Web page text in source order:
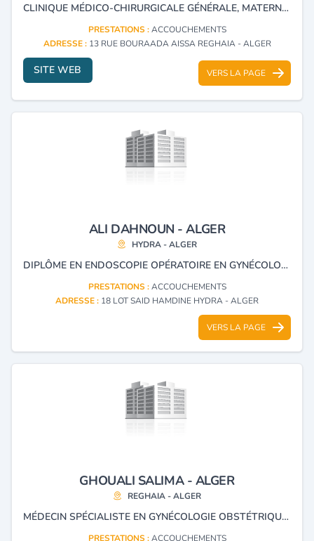
CLINIQUE MÉDICO-CHIRURGICALE GÉNÉRALE, MATERNITÉ OBSTÉTRIQUE, PÉDIATRIE, CHIRURGIE GÉNÉRALE, UROLOGIE, OPHTALMOLOGIE, ORTHOPÉDIE, ARTHROSCOPIE, CHIRURGIE MAXILLO-FACIALE, ACUPUNCTURE, CENTRE DE RADIOLOGIE, LABORATOIRE D'ANALYSES.
PRESTATIONS :ACCOUCHEMENTS
ADRESSE : 13 RUE BOURAADA AISSA REGHAIA - ALGER
SITE WEB VERS LA PAGE
ALI DAHNOUN - ALGER
HYDRA - ALGER
DIPLÔME EN ENDOSCOPIE OPÉRATOIRE EN GYNÉCOLOGIE , ÉCHOGRAPHIE ACCOUCHEMENT STÉRILITÉ MALADIES DES SEINS, HYSTÉROSCOPIE CŒLIOSCOPIE ET CHIRURGIE GYNÉCOLOGIQUE
PRESTATIONS :ACCOUCHEMENTS
ADRESSE : 18 LOT SAID HAMDINE HYDRA - ALGER
VERS LA PAGE
GHOUALI SALIMA - ALGER
REGHAIA - ALGER
MÉDECIN SPÉCIALISTE EN GYNÉCOLOGIE OBSTÉTRIQUE, MALADIES DES SEINS, ÉCHOGRAPHIE, COLPOSCOPIE, CHIRURGIE ET ACCOUCHEMENT.
PRESTATIONS :ACCOUCHEMENTS